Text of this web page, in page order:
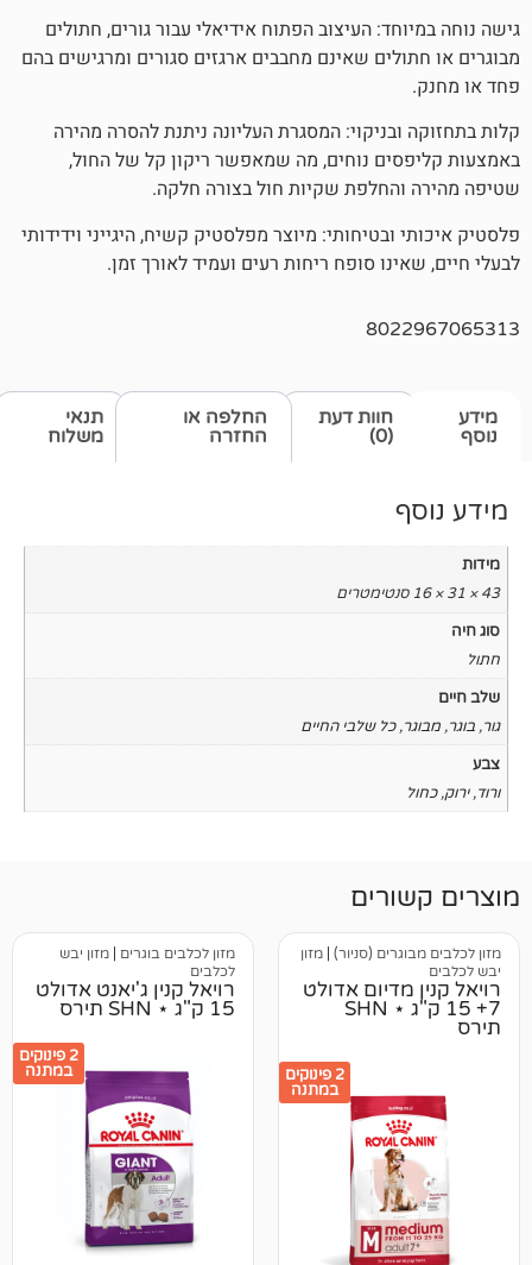
העיצוב הפתוח אידיאלי עבור גורים, חתולים
שאינם מחבבים ארגזים סגורים ומרגישים בהם
המסגרת העליונה ניתנת להסרה מהירה
נוחים, מה שמאפשר ריקון קל של החול,
שקיות חול בצורה חלקה.
מיוצר מפלסטיק קשיח, היגייני וידידותי
סופח ריחות רעים ועמיד לאורך זמן.
תנאי
משלוח
חוות דעת
החלפה או
החזרה
כל שלבי החיים
(סניור)|מזון
אדולט
7+ 15 ק"ג ⋆ SHN
מזון לכלבים בוגרים
מזון יבש
רויאל קנין ג'יאנט אדולט
15 ק"ג ⋆ SHN תירס
במתנה